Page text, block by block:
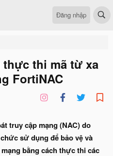
Đăng nhập
thi mã từ xa
FortiNAC
truy cập mạng (NAC) do
sử dụng để bảo vệ và
bằng cách thực thi các